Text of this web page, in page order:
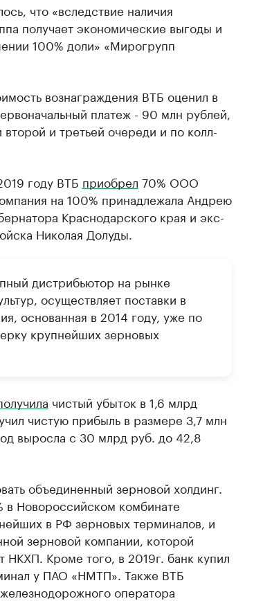
что «вследствие наличия
получает экономические выгоды и
100% доли» «Мирогрупп
вознаграждения ВТБ оценил в
платеж - 90 млн рублей,
и третьей очереди и по колл-
году ВТБ приобрел 70% ООО
на 100% принадлежала Андрею
Краснодарского края и экс-
Николая Долуды.
дистрибьютор на рынке
осуществляет поставки в
основанная в 2014 году, уже по
крупнейших зерновых
чистый убыток в 1,6 млрд
чистую прибыль в размере 3,7 млн
выросла с 30 млрд руб. до 42,8
объединенный зерновой холдинг.
в Новороссийском комбинате
в РФ зерновых терминалов, и
зерновой компании, которой
НКХП. Кроме того, в 2019г. банк купил
у ПАО «НМТП». Также ВТБ
оператора